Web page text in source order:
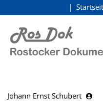
zum Inhalt
Johann Ernst Schubert